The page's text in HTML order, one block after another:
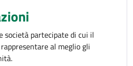
società partecipate di cui il
al meglio gli